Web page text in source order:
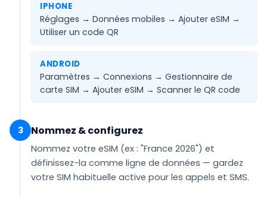
IPHONE
Réglages → Données mobiles → Ajouter eSIM →
Utiliser un code QR
ANDROID
Paramètres → Connexions → Gestionnaire de
carte SIM → Ajouter eSIM → Scanner le QR code
3 Nommez & configurez
Nommez votre eSIM (ex : "France 2026") et
définissez-la comme ligne de données — gardez
votre SIM habituelle active pour les appels et SMS.